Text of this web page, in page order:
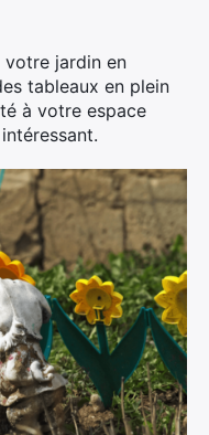
jardin en
tableaux en plein
à votre espace